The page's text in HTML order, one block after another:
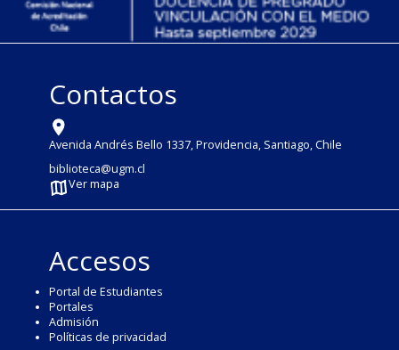
Contactos
Avenida Andrés Bello 1337, Providencia, Santiago, Chile
biblioteca@ugm.cl
Ver mapa
Accesos
Portal de Estudiantes
Portales
Admisión
Políticas de privacidad